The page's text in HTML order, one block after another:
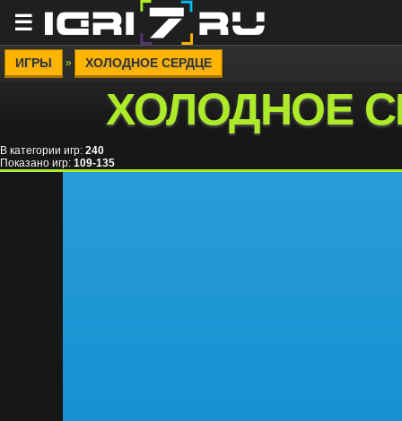
☰
ИГРЫ » ХОЛОДНОЕ СЕРДЦЕ
ХОЛОДНОЕ
В категории игр: 240
Показано игр: 109-135